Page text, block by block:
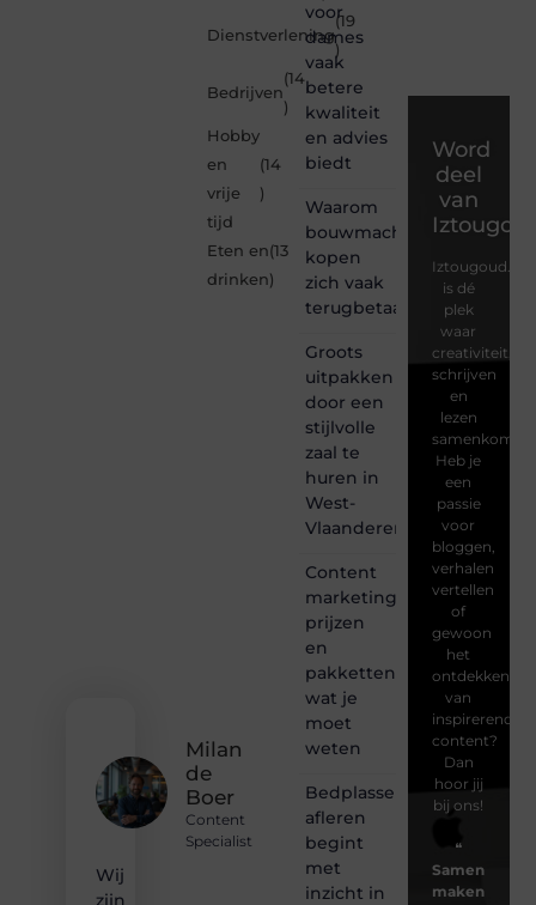
Milan
de
Boer
Content
Specialist
Wij
zijn
Dienstverlening
(19
)
Bedrijven
(14
)
Hobby
en
vrije
tijd
(14
)
Eten en
drinken
(13
)
voor
dames
vaak
betere
kwaliteit
en advies
biedt
Waarom
bouwmachines
kopen
zich vaak
terugbetaalt
Groots
uitpakken
door een
stijlvolle
zaal te
huren in
West-
Vlaanderen
Content
marketing
prijzen
en
pakketten:
wat je
moet
weten
Bedplassen
afleren
begint
met
inzicht in
Word
deel
van
Iztougoud.be
is dé
plek
waar
creativiteit,
schrijven
en
lezen
samenkomen.
Heb je
een
passie
voor
bloggen,
verhalen
vertellen
of
gewoon
het
ontdekken
van
inspirerende
content?
Dan
hoor jij
bij ons!
❝
Samen
maken